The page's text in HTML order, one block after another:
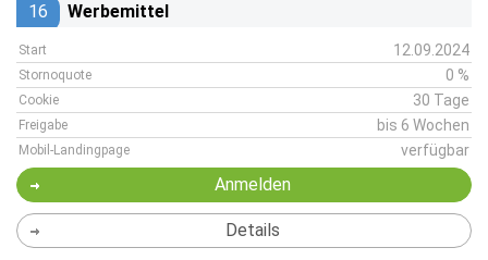
16 Werbemittel
Start 12.09.2024
Stornoquote 0 %
Cookie 30 Tage
Freigabe bis 6 Wochen
Mobil-Landingpage verfügbar
Anmelden
Details